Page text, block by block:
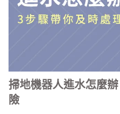
掃地機器人進水怎麼
險